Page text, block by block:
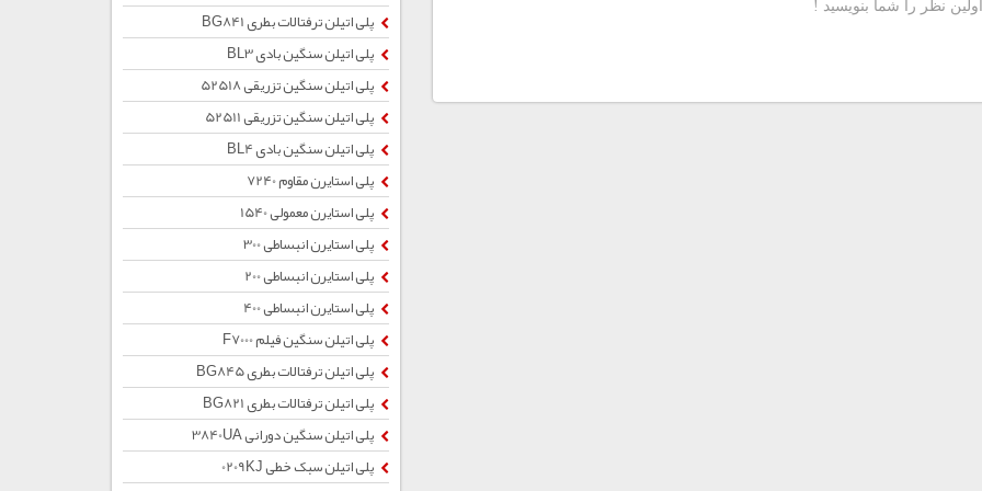
پلی اتیلن ترفتالات بطری BG841
پلی اتیلن سنگین بادی BL3
پلی اتیلن سنگین تزریقی 52518
پلی اتیلن سنگین تزریقی 52511
پلی اتیلن سنگین بادی BL4
پلی استایرن مقاوم 7240
پلی استایرن معمولی 1540
پلی استایرن انبساطی 300
پلی استایرن انبساطی 200
پلی استایرن انبساطی 400
پلی اتیلن سنگین فیلم F7000
پلی اتیلن ترفتالات بطری BG845
پلی اتیلن ترفتالات بطری BG821
پلی اتیلن سنگین دورانی 3840UA
پلی اتیلن سبک خطی 0209KJ